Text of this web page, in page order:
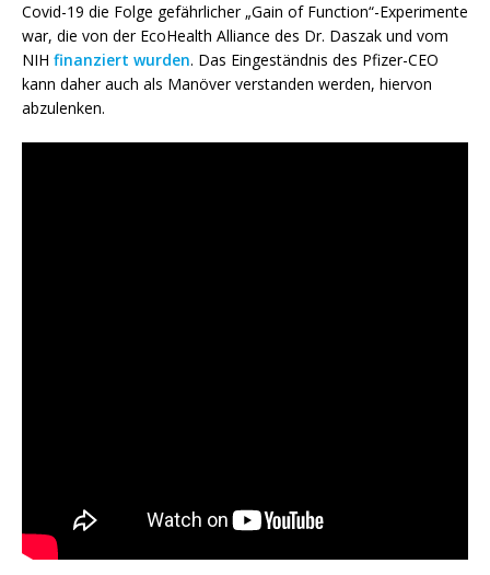
Covid-19 die Folge gefährlicher „Gain of Function“-Experimente
war, die von der EcoHealth Alliance des Dr. Daszak und vom
NIH finanziert wurden. Das Eingeständnis des Pfizer-CEO
kann daher auch als Manöver verstanden werden, hiervon
abzulenken.